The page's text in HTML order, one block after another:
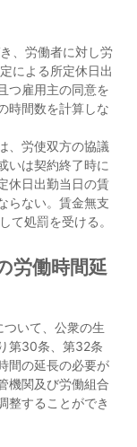
、労働者に対し労
による所定休日出
つ雇用主の同意を
時間数を計算しな
、労使双方の協議
いは契約終了時に
休日出勤当日の賃
らない。賃金無支
て処罰を受ける。
労働時間延
いて、公衆の生
第30条、第32条
間の延長の必要が
機関及び労働組合
整することができ